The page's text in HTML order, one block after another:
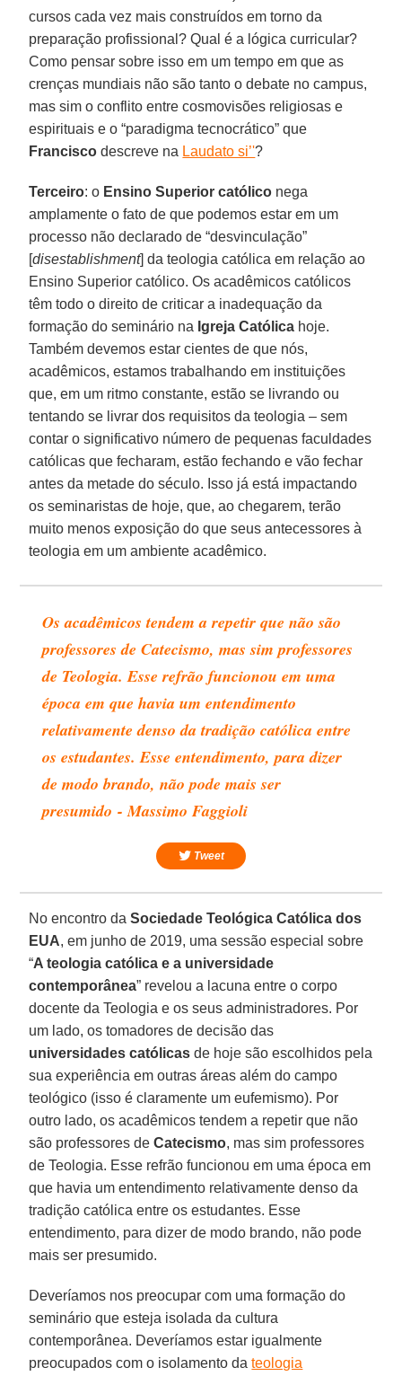
cursos cada vez mais construídos em torno da
preparação profissional? Qual é a lógica curricular?
Como pensar sobre isso em um tempo em que as
crenças mundiais não são tanto o debate no campus,
mas sim o conflito entre cosmovisões religiosas e
espirituais e o “paradigma tecnocrático” que
Francisco descreve na Laudato si’'?
Terceiro: o Ensino Superior católico nega
amplamente o fato de que podemos estar em um
processo não declarado de “desvinculação”
[disestablishment] da teologia católica em relação ao
Ensino Superior católico. Os acadêmicos católicos
têm todo o direito de criticar a inadequação da
formação do seminário na Igreja Católica hoje.
Também devemos estar cientes de que nós,
acadêmicos, estamos trabalhando em instituições
que, em um ritmo constante, estão se livrando ou
tentando se livrar dos requisitos da teologia – sem
contar o significativo número de pequenas faculdades
católicas que fecharam, estão fechando e vão fechar
antes da metade do século. Isso já está impactando
os seminaristas de hoje, que, ao chegarem, terão
muito menos exposição do que seus antecessores à
teologia em um ambiente acadêmico.
Os acadêmicos tendem a repetir que não são
professores de Catecismo, mas sim professores
de Teologia. Esse refrão funcionou em uma
época em que havia um entendimento
relativamente denso da tradição católica entre
os estudantes. Esse entendimento, para dizer
de modo brando, não pode mais ser
presumido - Massimo Faggioli
Tweet
No encontro daSociedade Teológica Católica dos
EUA, em junho de 2019, uma sessão especial sobre
“A teologia católica e a universidade
contemporânea” revelou a lacuna entre o corpo
docente da Teologia e os seus administradores. Por
um lado, os tomadores de decisão das
universidades católicas de hoje são escolhidos pela
sua experiência em outras áreas além do campo
teológico (isso é claramente um eufemismo). Por
outro lado, os acadêmicos tendem a repetir que não
são professores deCatecismo, mas sim professores
de Teologia. Esse refrão funcionou em uma época em
que havia um entendimento relativamente denso da
tradição católica entre os estudantes. Esse
entendimento, para dizer de modo brando, não pode
mais ser presumido.
Deveríamos nos preocupar com uma formação do
seminário que esteja isolada da cultura
contemporânea. Deveríamos estar igualmente
preocupados com o isolamento dateologia